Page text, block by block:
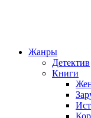
Жанры
Детектив
Книги